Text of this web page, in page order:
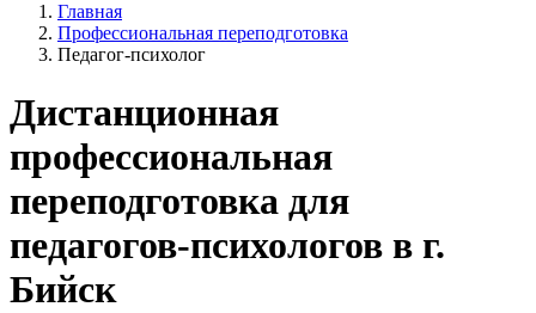
Главная
Профессиональная переподготовка
Педагог-психолог
Дистанционная
профессиональная
переподготовка для
педагогов-психологов в г.
Бийск